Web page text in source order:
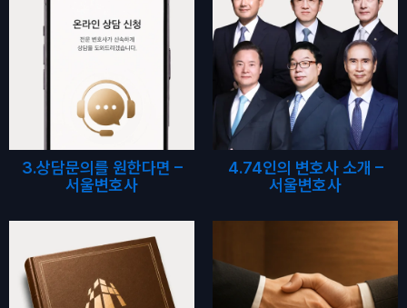
3.상담문의를 원한다면 –
서울변호사
4.74인의 변호사 소개 –
서울변호사